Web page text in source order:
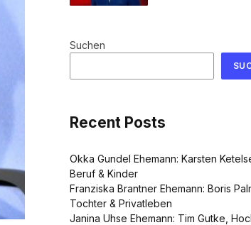
Suchen
Recent Posts
Okka Gundel Ehemann: Karsten
Beruf & Kinder
Franziska Brantner Ehemann: Boris
Tochter & Privatleben
Janina Uhse Ehemann: Tim Gutke,